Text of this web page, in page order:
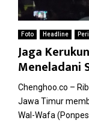
Foto Headline
Jaga
Meneladani
Chenghoo.co –
Jawa Timur
Wal-Wafa